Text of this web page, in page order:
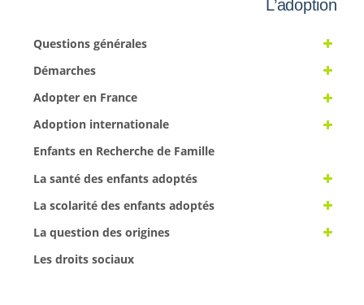
L’adoption
Questions générales
Démarches
Adopter en France
Adoption internationale
Enfants en Recherche de Famille
La santé des enfants adoptés
La scolarité des enfants adoptés
La question des origines
Les droits sociaux